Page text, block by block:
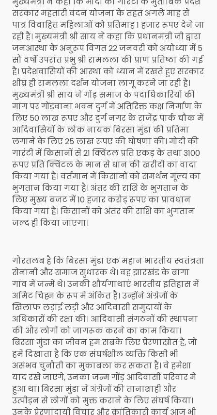
सरकार महतारी वंदन योजना के तहत अगले माह से
पात्र विवाहित महिलाओं को प्रतिमाह 1 हजार रूपए देने जा
रही है। मुख्यमंत्री श्री साय ने कहा कि प्रधानमंत्री जी द्वारा
जनआस्था के अनुरूप विगत 22 जनवरी को अयोध्या में 5
सौ वर्षों उपरांत प्रभु श्री रामलला की प्राण प्रतिष्ठा की गई
है। प्रदेशवासियों की आस्था को ध्यान में रखते हुए सरकार
शीघ्र ही रामलला दर्शन योजना लागू करने जा रही है।
मुख्यमंत्री श्री साय ने गोंड़ समाज के पदाधिकारियों की
मांग पर गोंड़वाना भवन दुर्ग में अतिरिक्त कक्ष निर्माण के
लिए 50 लाख रूपए और दुर्ग नगर के राजेंद्र पार्क चौक में
आदिवासियों के लोक नायक बिरसा मुंडा की प्रतिमा
लगाने के लिए 25 लाख रूपए की घोषणा की। मोदी की
गारंटी में किसानों से 21 क्विंटल प्रति एकड़ के तथा 3100
रूपए प्रति क्विंटल के मान से धान की खरीदी का वादा
किया गया है। वर्तमान में किसानों को समर्थन मूल्य का
भुगतान किया गया है। अंतर की राशि के भुगतान के
लिए मुख्य बजट में 10 हजार करोड़ रूपए का प्रावधान
किया गया है। किसानों को अंतर की राशि का भुगतान
जल्द ही किया जाएगा।
गौरतलब है कि बिरसा मुंडा एक महान भारतीय स्वतंत्रता
सेनानी और समाज सुधारक थे। वह झारखंड के बांगा
गांव में जन्मे थे। उनकी शौर्यगाथाएं भारतीय इतिहास में
अमिट चिह्न के रूप में अंकित हैं। उन्होंने अंग्रेजों के
खिलाफ लड़ाई लड़ी और आदिवासी समुदायों के
अधिकारों की रक्षा की। आदिवासी संगठनों की स्थापना
की और लोगों को जागरूक करने का काम किया।
बिरसा मुंडा का जीवन हम सबके लिए प्रेरणास्रोत है, जो
हमें दिखाता है कि एक संघर्षशील व्यक्ति किसी भी
असंभव चुनौती का मुकाबला कर सकता है। वे हमेशा
याद रखे जाएंगे, उनका जन्म गोंड़ आदिवासी परिवार में
हुआ था। बिरसा मुंडा ने अंग्रेजों की तानाशाही और
उत्पीड़न से लोगों को मुक्त कराने के लिए संघर्ष किया।
उनके प्रेरणादायी विचार और क्रांतिकारी कार्य आज भी